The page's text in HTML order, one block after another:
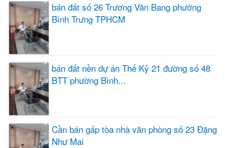
bán đất số 26 Trương Văn Bang phường
Bình Trưng TPHCM
bán đất nền dự án Thế Kỷ 21 đường số 48
BTT phường Bình...
Cần bán gấp tòa nhà văn phòng số 23 Đặng
Như Mai